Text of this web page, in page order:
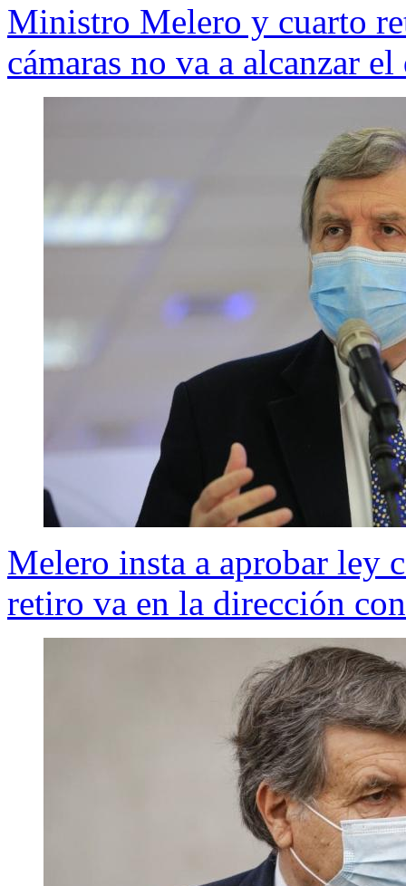
Ministro Melero y cuarto
cámaras no va a alcanzar
Melero insta a aprobar ley
retiro va en la dirección